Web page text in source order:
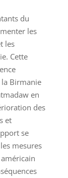
du
les
les
Cette
la Birmanie
en
des
et
se
mesures